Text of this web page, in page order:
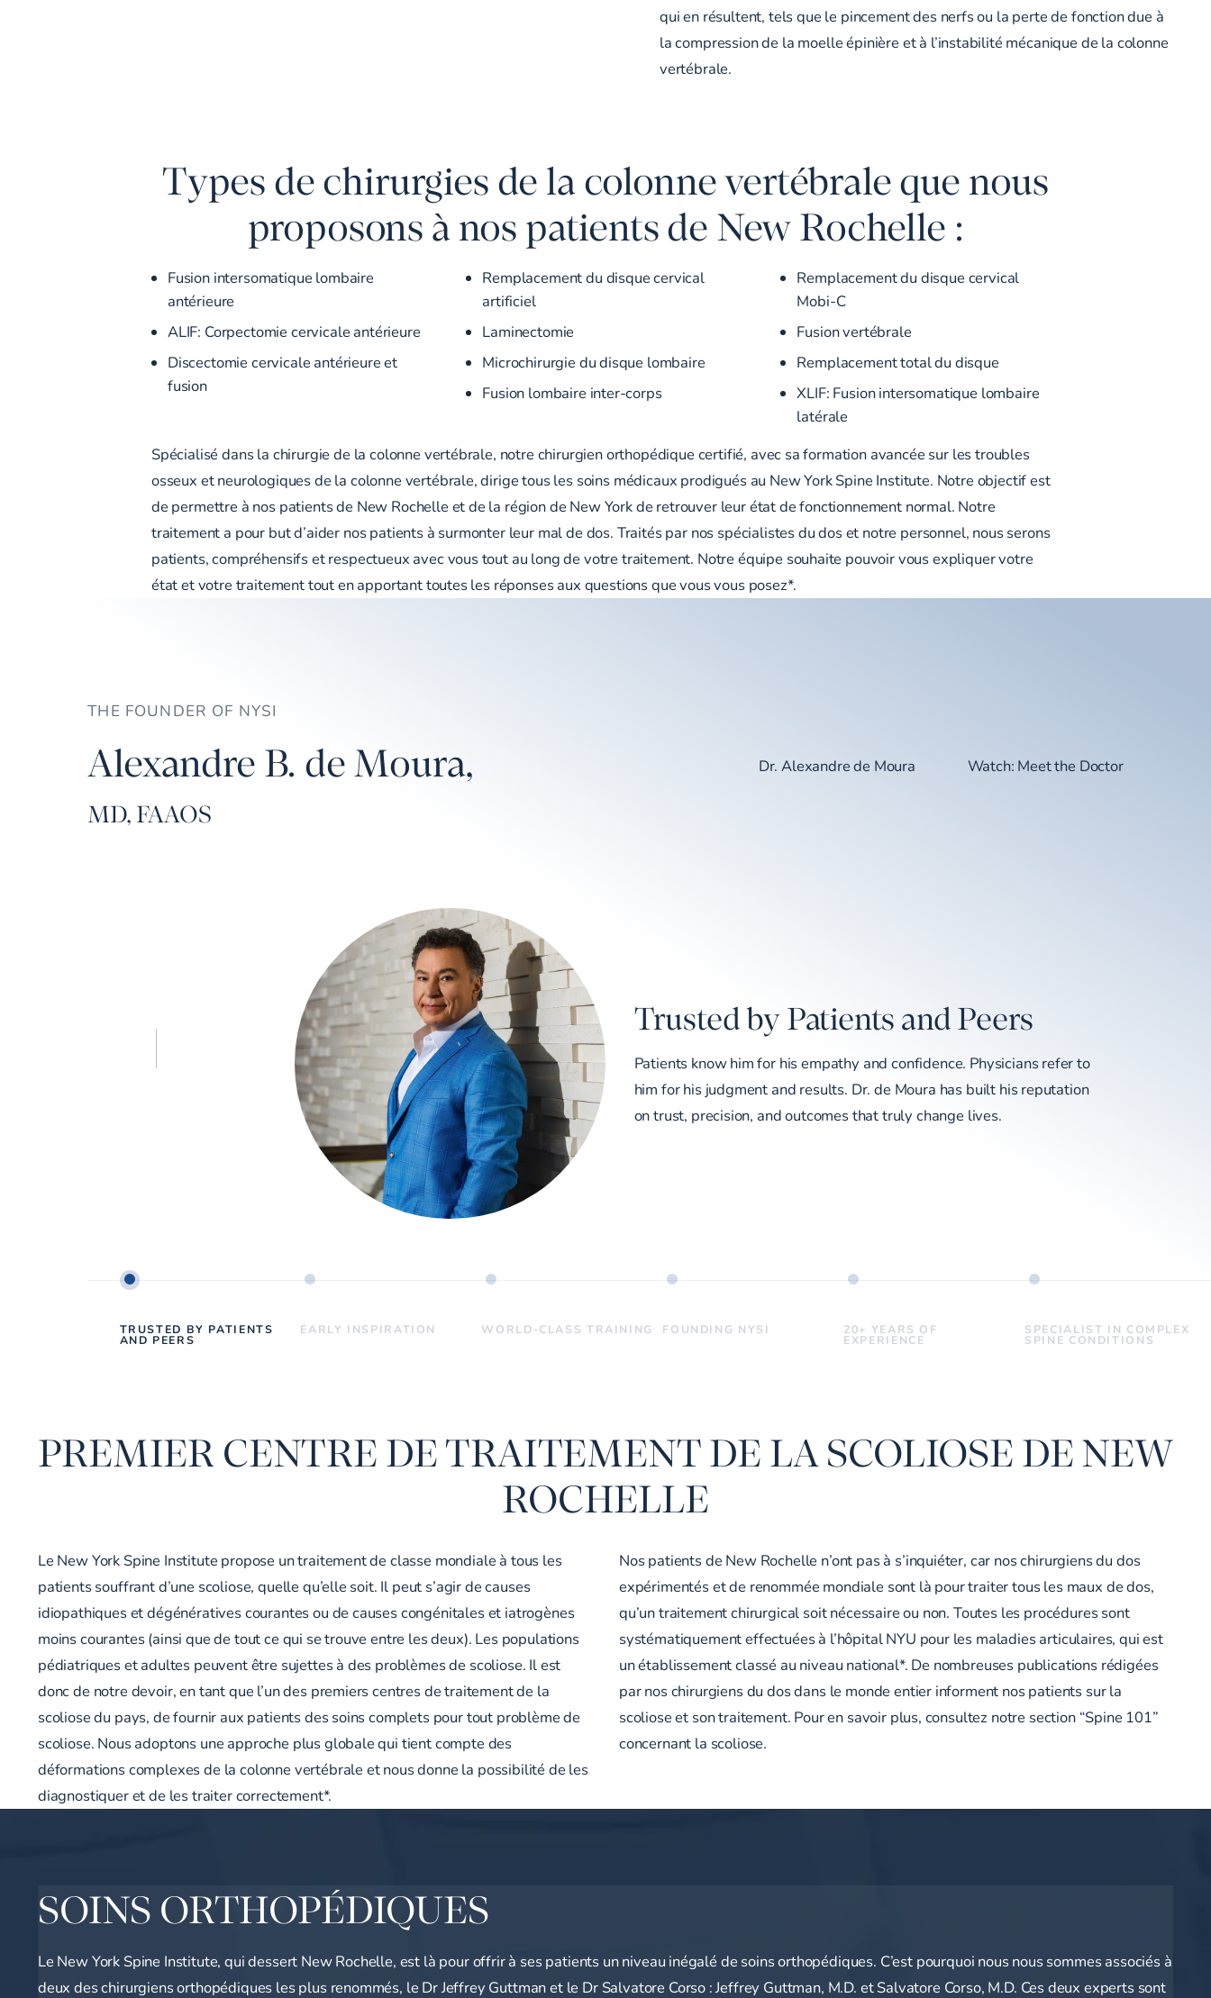
qui en résultent, tels que le pincement des nerfs ou la perte de fonction due à
la compression de la moelle épinière et à l’instabilité mécanique de la colonne
vertébrale.
Types de chirurgies de la colonne vertébrale que nous
proposons à nos patients de New Rochelle :
Fusion intersomatique lombaire
antérieure
ALIF: Corpectomie cervicale antérieure
Discectomie cervicale antérieure et
fusion
Remplacement du disque cervical
artificiel
Laminectomie
Microchirurgie du disque lombaire
Fusion lombaire inter-corps
Remplacement du disque cervical
Mobi-C
Fusion vertébrale
Remplacement total du disque
XLIF: Fusion intersomatique lombaire
latérale
Spécialisé dans la chirurgie de la colonne vertébrale, notre chirurgien orthopédique certifié, avec sa formation avancée sur les troubles
osseux et neurologiques de la colonne vertébrale, dirige tous les soins médicaux prodigués au New York Spine Institute. Notre objectif est
de permettre à nos patients de New Rochelle et de la région de New York de retrouver leur état de fonctionnement normal. Notre
traitement a pour but d’aider nos patients à surmonter leur mal de dos. Traités par nos spécialistes du dos et notre personnel, nous serons
patients, compréhensifs et respectueux avec vous tout au long de votre traitement. Notre équipe souhaite pouvoir vous expliquer votre
état et votre traitement tout en apportant toutes les réponses aux questions que vous vous posez*.
THE FOUNDER OF NYSI
Alexandre B. de Moura,
MD, FAAOS
Dr. Alexandre de Moura Watch: Meet the Doctor
Trusted by Patients and Peers
Patients know him for his empathy and confidence. Physicians refer to
him for his judgment and results. Dr. de Moura has built his reputation
on trust, precision, and outcomes that truly change lives.
TRUSTED BY PATIENTS
AND PEERS
EARLY INSPIRATION WORLD-CLASS TRAINING FOUNDING NYSI 20+ YEARS OF
EXPERIENCE
SPECIALIST IN COMPLEX
SPINE CONDITIONS
PREMIER CENTRE DE TRAITEMENT DE LA SCOLIOSE DE NEW
ROCHELLE
Le New York Spine Institute propose un traitement de classe mondiale à tous les
patients souffrant d’une scoliose, quelle qu’elle soit. Il peut s’agir de causes
idiopathiques et dégénératives courantes ou de causes congénitales et iatrogènes
moins courantes (ainsi que de tout ce qui se trouve entre les deux). Les populations
pédiatriques et adultes peuvent être sujettes à des problèmes de scoliose. Il est
donc de notre devoir, en tant que l’un des premiers centres de traitement de la
scoliose du pays, de fournir aux patients des soins complets pour tout problème de
scoliose. Nous adoptons une approche plus globale qui tient compte des
déformations complexes de la colonne vertébrale et nous donne la possibilité de les
diagnostiquer et de les traiter correctement*.
Nos patients de New Rochelle n’ont pas à s’inquiéter, car nos chirurgiens du dos
expérimentés et de renommée mondiale sont là pour traiter tous les maux de dos,
qu’un traitement chirurgical soit nécessaire ou non. Toutes les procédures sont
systématiquement effectuées à l’hôpital NYU pour les maladies articulaires, qui est
un établissement classé au niveau national*. De nombreuses publications rédigées
par nos chirurgiens du dos dans le monde entier informent nos patients sur la
scoliose et son traitement. Pour en savoir plus, consultez notre section “Spine 101”
concernant la scoliose.
SOINS ORTHOPÉDIQUES
Le New York Spine Institute, qui dessert New Rochelle, est là pour offrir à ses patients un niveau inégalé de soins orthopédiques. C’est pourquoi nous nous sommes associés à
deux des chirurgiens orthopédiques les plus renommés, le Dr Jeffrey Guttman et le Dr Salvatore Corso : Jeffrey Guttman, M.D. et Salvatore Corso, M.D. Ces deux experts sont